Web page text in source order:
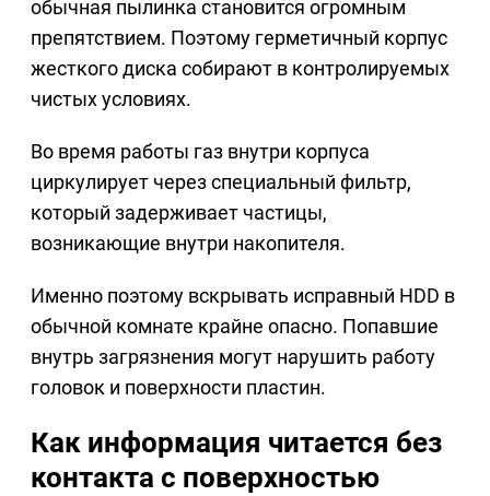
обычная пылинка становится огромным
препятствием. Поэтому герметичный корпус
жесткого диска собирают в контролируемых
чистых условиях.
Во время работы газ внутри корпуса
циркулирует через специальный фильтр,
который задерживает частицы,
возникающие внутри накопителя.
Именно поэтому вскрывать исправный HDD в
обычной комнате крайне опасно. Попавшие
внутрь загрязнения могут нарушить работу
головок и поверхности пластин.
Как информация читается без
контакта с поверхностью